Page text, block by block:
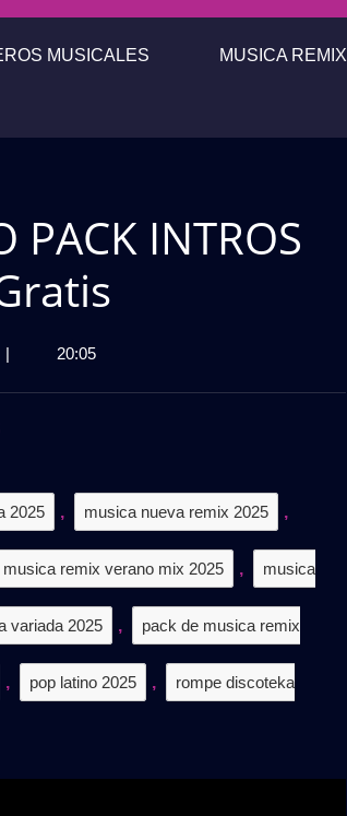
MUSICALES MUSICA REMIX
PACK INTROS
| 20:05
2025 , musica nueva remix 2025 ,
musica remix verano mix 2025 , musica
variada 2025 , pack de musica remix
, pop latino 2025 , rompe discoteka